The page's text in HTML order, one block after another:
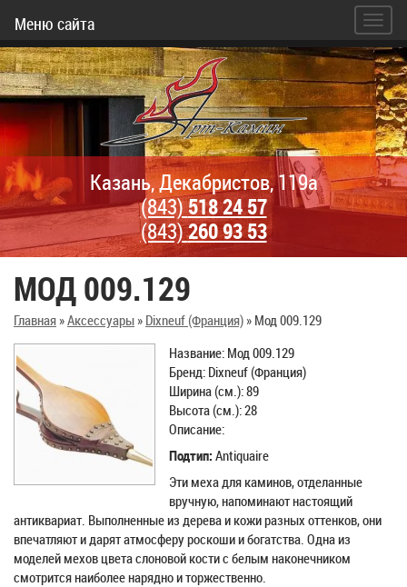
Меню сайта
Казань, Декабристов, 119а
(843)518 24 57
(843)260 93 53
МОД 009.129
Главная»Аксессуары» Dixneuf (Франция)» Мод 009.129
Название: Мод 009.129
Бренд: Dixneuf (Франция)
Ширина (см.): 89
Высота (см.): 28
Описание:
Подтип: Antiquaire
Эти меха для каминов, отделанные
вручную, напоминают настоящий
антиквариат. Выполненные из дерева и кожи разных оттенков, они
впечатляют и дарят атмосферу роскоши и богатства. Одна из
моделей мехов цвета слоновой кости с белым наконечником
смотрится наиболее нарядно и торжественно.